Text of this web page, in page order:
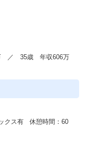
／ 35歳 年収606万
クス有 休憩時間：60